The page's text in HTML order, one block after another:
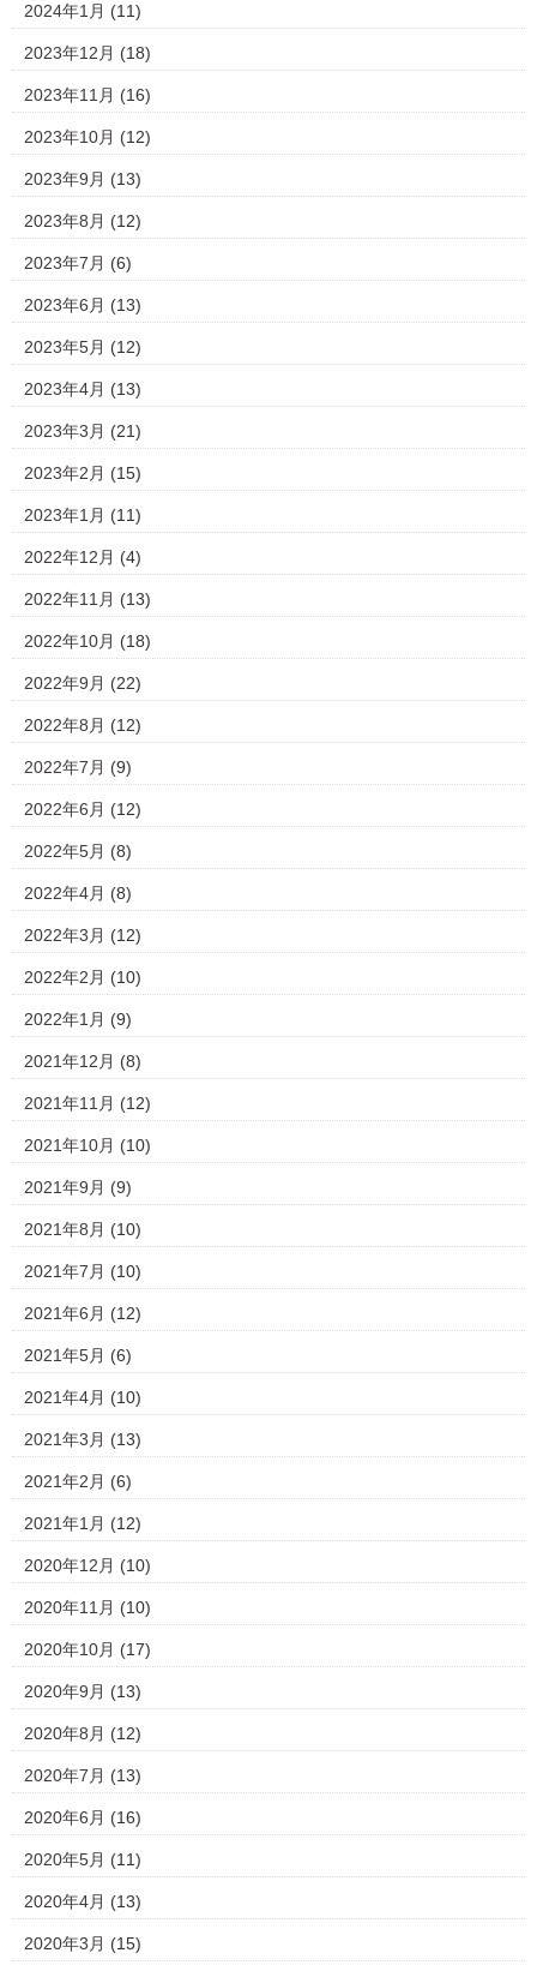
2024年1月 (11)
2023年12月 (18)
2023年11月 (16)
2023年10月 (12)
2023年9月 (13)
2023年8月 (12)
2023年7月 (6)
2023年6月 (13)
2023年5月 (12)
2023年4月 (13)
2023年3月 (21)
2023年2月 (15)
2023年1月 (11)
2022年12月 (4)
2022年11月 (13)
2022年10月 (18)
2022年9月 (22)
2022年8月 (12)
2022年7月 (9)
2022年6月 (12)
2022年5月 (8)
2022年4月 (8)
2022年3月 (12)
2022年2月 (10)
2022年1月 (9)
2021年12月 (8)
2021年11月 (12)
2021年10月 (10)
2021年9月 (9)
2021年8月 (10)
2021年7月 (10)
2021年6月 (12)
2021年5月 (6)
2021年4月 (10)
2021年3月 (13)
2021年2月 (6)
2021年1月 (12)
2020年12月 (10)
2020年11月 (10)
2020年10月 (17)
2020年9月 (13)
2020年8月 (12)
2020年7月 (13)
2020年6月 (16)
2020年5月 (11)
2020年4月 (13)
2020年3月 (15)